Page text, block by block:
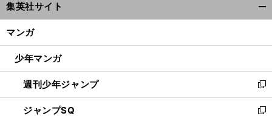
ィ
ン
ウ
開
く
集英社サイト
マンガ
少年マンガ
週刊少年ジャンプ
新
し
い
ジャンプSQ
新